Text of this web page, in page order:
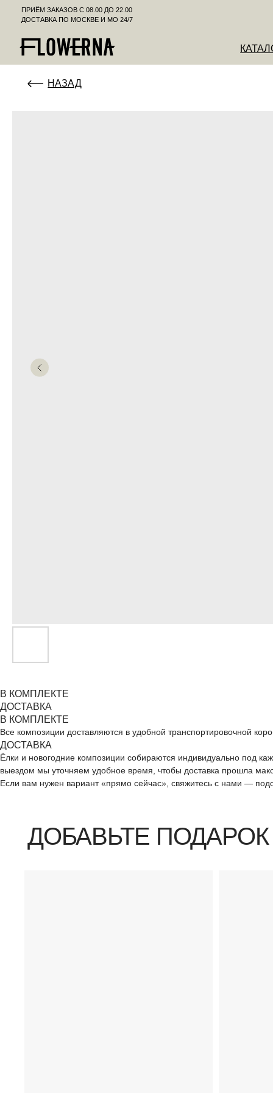
КАТАЛОГ
ПРИЁМ ЗАКАЗОВ С 08.00 ДО 22.00
ДОСТАВКА ПО МОСКВЕ И МО 24/7
В КОМПЛЕКТЕ
ДОСТАВКА
В КОМПЛЕКТЕ
Все композиции доставляются в удобной транспортировочной
ДОСТАВКА
Ёлки и новогодние композиции собираются индивидуально под
выездом мы уточняем удобное время, чтобы доставка прошла
Если вам нужен вариант «прямо сейчас», свяжитесь с нами —
ДОБАВЬТЕ ПОДАРОК